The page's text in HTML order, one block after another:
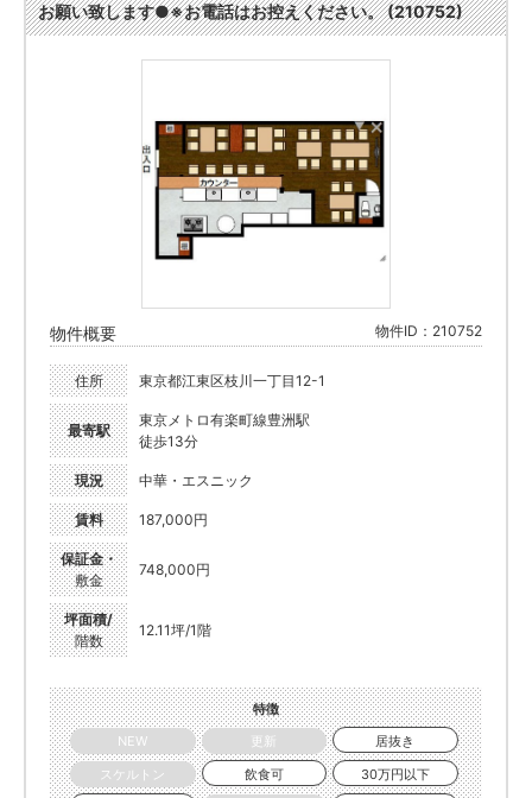
お願い致します●※お電話はお控えください。 (210752)
物件概要 物件ID：210752
住所 東京都江東区枝川一丁目12-1
最寄駅
東京メトロ有楽町線豊洲駅
徒歩13分
現況 中華・エスニック
賃料 187,000円
保証金・
敷金
748,000円
坪面積/
階数
12.11坪/1階
特徴
NEW
更新
居抜き
スケルトン
飲食可
30万円以下